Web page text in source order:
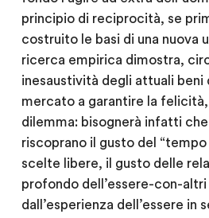
principio di reciprocità, se
costruito le basi di una nuova
ricerca empirica dimostra,
inesaustività degli attuali beni
mercato a garantire la
dilemma: bisognerà infatti
riscoprano il gusto del
scelte libere, il gusto delle
profondo dell’essere-con-
dall’esperienza dell’essere in